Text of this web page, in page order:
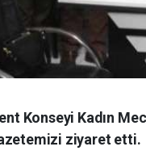
Konseyi Kadın
ziyaret etti.